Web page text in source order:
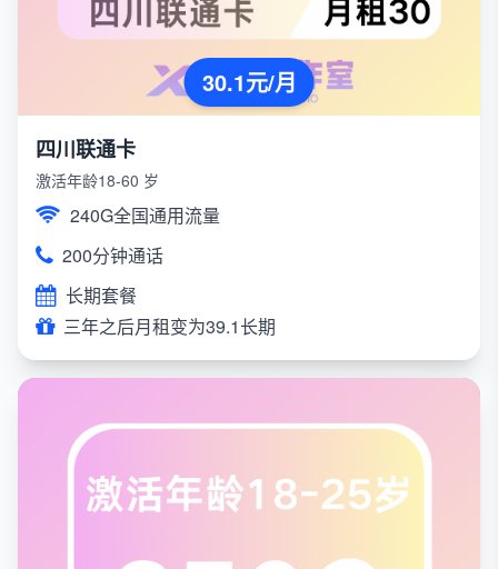
30.1元/月
四川联通卡
激活年龄18-60 岁
240G全国通用流量
200分钟通话
长期套餐
三年之后月租变为39.1长期